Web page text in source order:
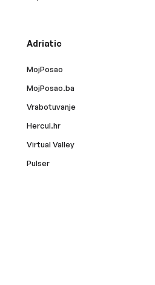
Adriatic
MojPosao
MojPosao.ba
Vrabotuvanje
Hercul.hr
Virtual Valley
Pulser